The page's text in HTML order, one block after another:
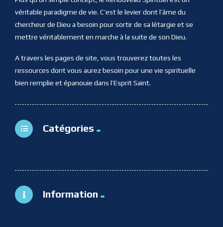
véritable paradigme de vie. C’est le levier dont l’âme du
chercheur de Dieu a besoin pour sortir de sa létargie et se
mettre véritablement en marche à la suite de son Dieu.
A travers les pages de site, vous trouverez toutes les
ressources dont vous aurez besoin pour une vie spirituelle
bien remplie et épanouie dans l’Esprit Saint.
Catégories
Information